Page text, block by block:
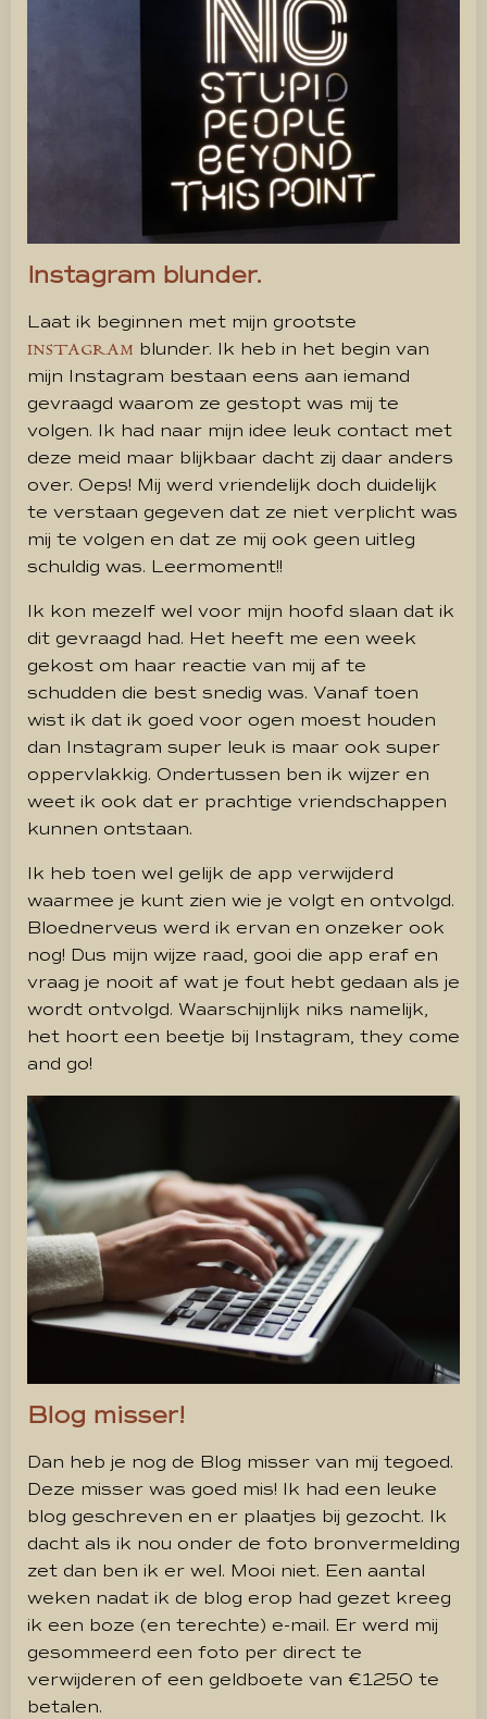
Instagram blunder.
Laat ik beginnen met mijn grootste
INSTAGRAM blunder. Ik heb in het begin van
mijn Instagram bestaan eens aan iemand
gevraagd waarom ze gestopt was mij te
volgen. Ik had naar mijn idee leuk contact met
deze meid maar blijkbaar dacht zij daar anders
over. Oeps! Mij werd vriendelijk doch duidelijk
te verstaan gegeven dat ze niet verplicht was
mij te volgen en dat ze mij ook geen uitleg
schuldig was. Leermoment!!
Ik kon mezelf wel voor mijn hoofd slaan dat ik
dit gevraagd had. Het heeft me een week
gekost om haar reactie van mij af te
schudden die best snedig was. Vanaf toen
wist ik dat ik goed voor ogen moest houden
dan Instagram super leuk is maar ook super
oppervlakkig. Ondertussen ben ik wijzer en
weet ik ook dat er prachtige vriendschappen
kunnen ontstaan.
Ik heb toen wel gelijk de app verwijderd
waarmee je kunt zien wie je volgt en ontvolgd.
Bloednerveus werd ik ervan en onzeker ook
nog! Dus mijn wijze raad, gooi die app eraf en
vraag je nooit af wat je fout hebt gedaan als je
wordt ontvolgd. Waarschijnlijk niks namelijk,
het hoort een beetje bij Instagram, they come
and go!
Blog misser!
Dan heb je nog de Blog misser van mij tegoed.
Deze misser was goed mis! Ik had een leuke
blog geschreven en er plaatjes bij gezocht. Ik
dacht als ik nou onder de foto bronvermelding
zet dan ben ik er wel. Mooi niet. Een aantal
weken nadat ik de blog erop had gezet kreeg
ik een boze (en terechte) e-mail. Er werd mij
gesommeerd een foto per direct te
verwijderen of een geldboete van €1250 te
betalen.